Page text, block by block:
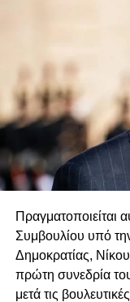
Πραγματοποιείται
Συμβουλίου υπό
Δημοκρατίας,
πρώτη συνεδρία
μετά τις